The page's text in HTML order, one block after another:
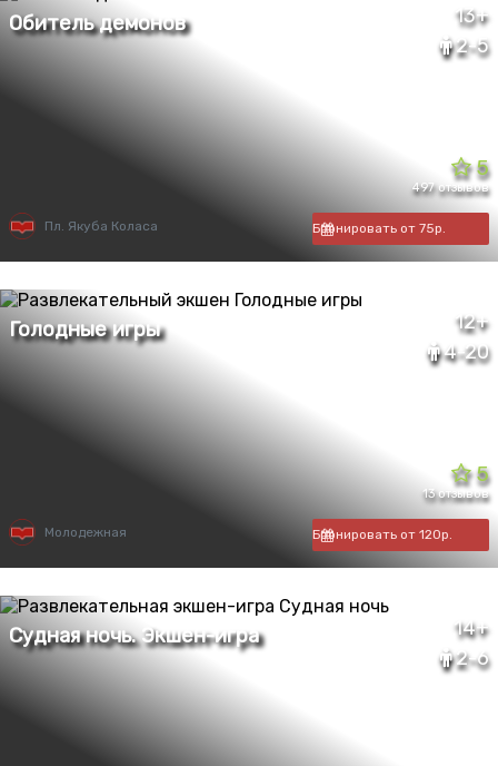
13+
2-5
5
497 отзывов
Пл. Якуба Коласа Бронировать от 75р.
12+
4-20
5
13 отзывов
Молодежная Бронировать от 120р.
14+
2-6